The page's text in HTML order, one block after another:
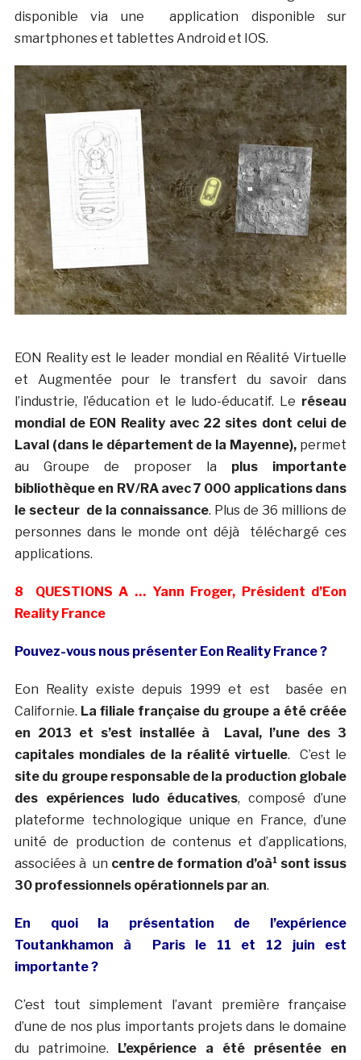
disponible via une application disponible sur
smartphones et tablettes Android et IOS.
EON Reality est le leader mondial en Réalité Virtuelle
et Augmentée pour le transfert du savoir dans
l’industrie, l’éducation et le ludo-éducatif. Le réseau
mondial de EON Reality avec 22 sites dont celui de
Laval (dans le département de la Mayenne), permet
au Groupe de proposer la plus importante
bibliothèque en RV/RA avec 7 000 applications dans
le secteur de la connaissance. Plus de 36 millions de
personnes dans le monde ont déjà téléchargé ces
applications.
8 QUESTIONS A … Yann Froger, Président d’Eon
Reality France
Pouvez-vous nous présenter Eon Reality France ?
Eon Reality existe depuis 1999 et est basée en
Californie. La filiale française du groupe a été créée
en 2013 et s’est installée à Laval, l’une des 3
capitales mondiales de la réalité virtuelle. C’est le
site du groupe responsable de la production globale
des expériences ludo éducatives, composé d’une
plateforme technologique unique en France, d’une
unité de production de contenus et d’applications,
associées à un centre de formation d’oà¹ sont issus
30 professionnels opérationnels par an.
En quoi la présentation de l’expérience
Toutankhamon à Paris le 11 et 12 juin est
importante ?
C’est tout simplement l’avant première française
d’une de nos plus importants projets dans le domaine
du patrimoine.
L’expérience a été présentée en